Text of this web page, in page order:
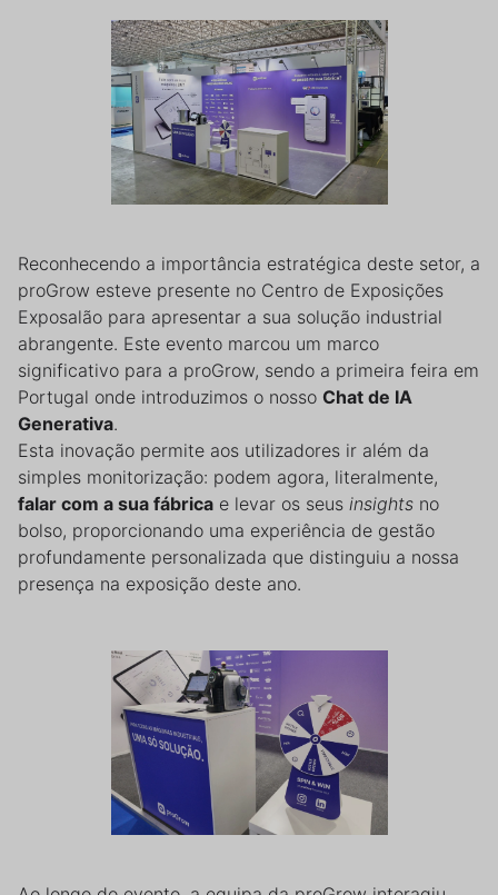
Reconhecendo a importância estratégica deste setor, a
proGrow esteve presente no Centro de Exposições
Exposalão para apresentar a sua solução industrial
abrangente. Este evento marcou um marco
significativo para a proGrow, sendo a primeira feira em
Portugal onde introduzimos o nosso Chat de IA
Generativa.
Esta inovação permite aos utilizadores ir além da
simples monitorização: podem agora, literalmente,
falar com a sua fábrica e levar os seus insights no
bolso, proporcionando uma experiência de gestão
profundamente personalizada que distinguiu a nossa
presença na exposição deste ano.